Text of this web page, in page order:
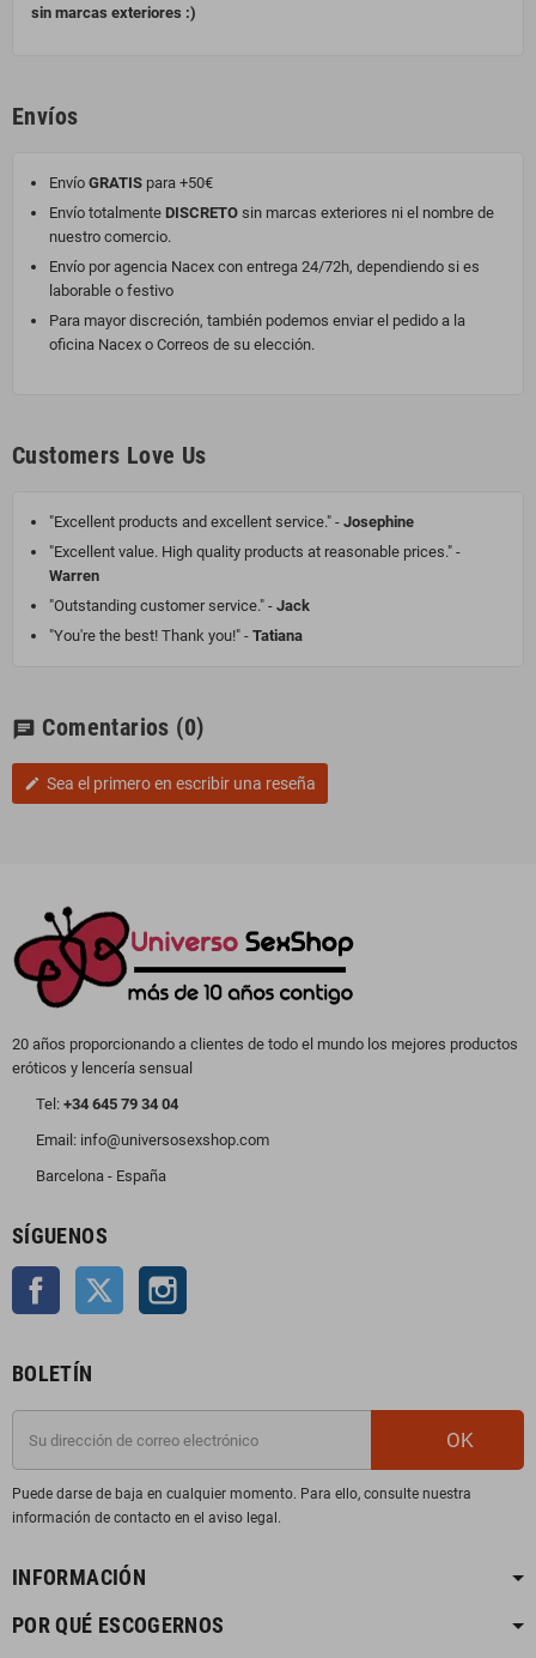
sin marcas exteriores :)
Envíos
Envío GRATIS para +50€
Envío totalmente DISCRETO sin marcas exteriores ni el nombre de
nuestro comercio.
Envío por agencia Nacex con entrega 24/72h, dependiendo si es
laborable o festivo
Para mayor discreción, también podemos enviar el pedido a la
oficina Nacex o Correos de su elección.
Customers Love Us
"Excellent products and excellent service." - Josephine
"Excellent value. High quality products at reasonable prices." -
Warren
"Outstanding customer service." - Jack
"You're the best! Thank you!" - Tatiana
chat Comentarios (0)
edit Sea el primero en escribir una reseña
20 años proporcionando a clientes de todo el mundo los mejores productos
eróticos y lencería sensual
Tel: +34 645 79 34 04
Email: info@universosexshop.com
Barcelona - España
SÍGUENOS
Facebook Twitter
BOLETÍN
OK
Puede darse de baja en cualquier momento. Para ello, consulte nuestra
información de contacto en el aviso legal.
INFORMACIÓN
POR QUÉ ESCOGERNOS